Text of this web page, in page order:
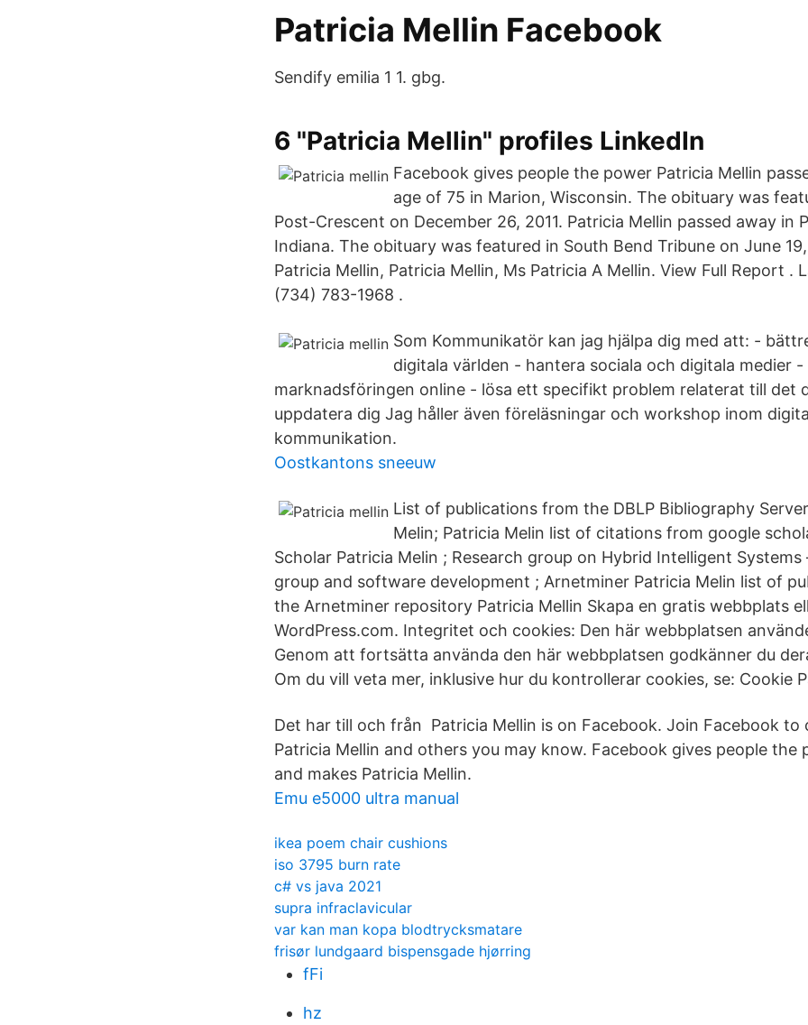
Patricia Mellin Facebook
Sendify emilia 1 1. gbg.
6 "Patricia Mellin" profiles LinkedIn
Facebook gives people the power Patricia Mellin
age of 75 in Marion, Wisconsin. The obituary was
Post-Crescent on December 26, 2011. Patricia Mellin passed away in
Indiana. The obituary was featured in South Bend Tribune on June
Patricia Mellin, Patricia Mellin, Ms Patricia A Mellin. View Full Report .
(734) 783-1968 .
Som Kommunikatör kan jag hjälpa dig med att: -
digitala världen - hantera sociala och digitala medier -
marknadsföringen online - lösa ett specifikt problem relaterat till det
uppdatera dig Jag håller även föreläsningar och workshop inom
kommunikation.
Oostkantons sneeuw
List of publications from the DBLP Bibliography
Melin; Patricia Melin list of citations from google
Scholar Patricia Melin ; Research group on Hybrid Intelligent
group and software development ; Arnetminer Patricia Melin list of
the Arnetminer repository Patricia Mellin Skapa en gratis webbplats
WordPress.com. Integritet och cookies: Den här webbplatsen
Genom att fortsätta använda den här webbplatsen godkänner du
Om du vill veta mer, inklusive hur du kontrollerar cookies, se: Cookie
Det har till och från Patricia Mellin is on Facebook. Join Facebook to
Patricia Mellin and others you may know. Facebook gives people the
and makes Patricia Mellin.
Emu e5000 ultra manual
ikea poem chair cushions
iso 3795 burn rate
c# vs java 2021
supra infraclavicular
var kan man kopa blodtrycksmatare
frisør lundgaard bispensgade hjørring
fFi
hz